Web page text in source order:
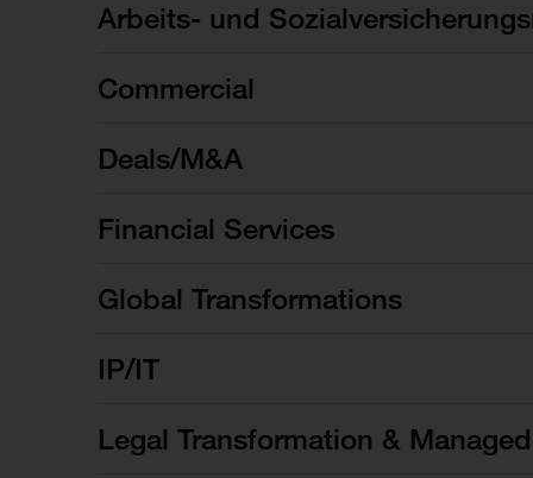
Arbeits- und
Commercial
Deals/M&A
Financial Services
Global Transformations
IP/IT
Legal Transformation &